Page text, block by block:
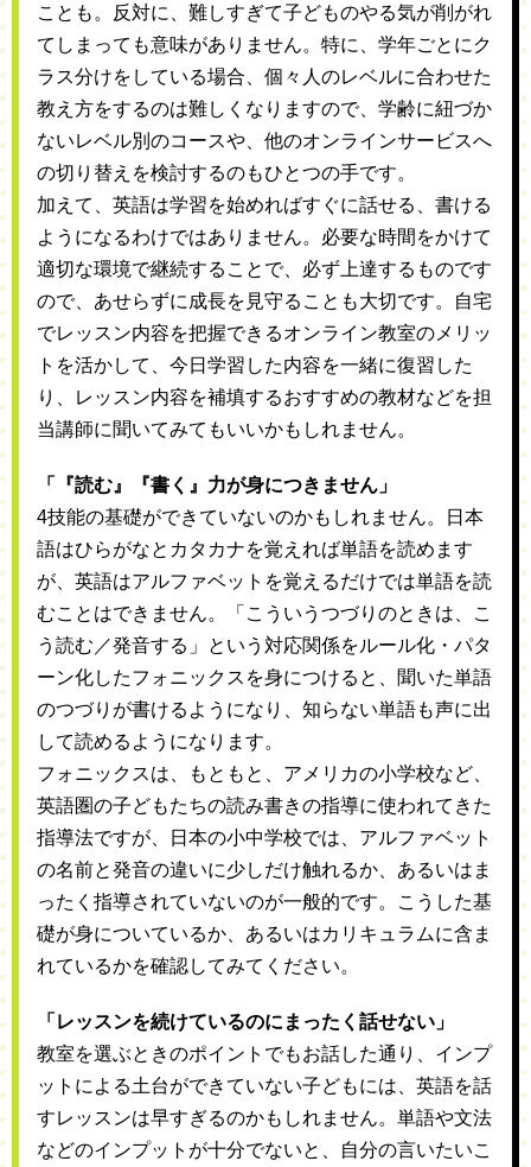
ことも。反対に、難しすぎて子どものやる気が削がれ
てしまっても意味がありません。特に、学年ごとにク
ラス分けをしている場合、個々人のレベルに合わせた
教え方をするのは難しくなりますので、学齢に紐づか
ないレベル別のコースや、他のオンラインサービスへ
の切り替えを検討するのもひとつの手です。
加えて、英語は学習を始めればすぐに話せる、書ける
ようになるわけではありません。必要な時間をかけて
適切な環境で継続することで、必ず上達するものです
ので、あせらずに成長を見守ることも大切です。自宅
でレッスン内容を把握できるオンライン教室のメリッ
トを活かして、今日学習した内容を一緒に復習した
り、レッスン内容を補填するおすすめの教材などを担
当講師に聞いてみてもいいかもしれません。
「『読む』『書く』力が身につきません」
4技能の基礎ができていないのかもしれません。日本
語はひらがなとカタカナを覚えれば単語を読めます
が、英語はアルファベットを覚えるだけでは単語を読
むことはできません。「こういうつづりのときは、こ
う読む／発音する」という対応関係をルール化・パタ
ーン化したフォニックスを身につけると、聞いた単語
のつづりが書けるようになり、知らない単語も声に出
して読めるようになります。
フォニックスは、もともと、アメリカの小学校など、
英語圏の子どもたちの読み書きの指導に使われてきた
指導法ですが、日本の小中学校では、アルファベット
の名前と発音の違いに少しだけ触れるか、あるいはま
ったく指導されていないのが一般的です。こうした基
礎が身についているか、あるいはカリキュラムに含ま
れているかを確認してみてください。
「レッスンを続けているのにまったく話せない」
教室を選ぶときのポイントでもお話した通り、インプ
ットによる土台ができていない子どもには、英語を話
すレッスンは早すぎるのかもしれません。単語や文法
などのインプットが十分でないと、自分の言いたいこ